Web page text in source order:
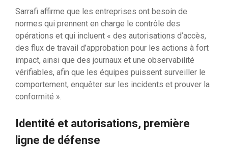
Sarrafi affirme que les entreprises ont besoin de
normes qui prennent en charge le contrôle des
opérations et qui incluent « des autorisations d’accès,
des flux de travail d’approbation pour les actions à fort
impact, ainsi que des journaux et une observabilité
vérifiables, afin que les équipes puissent surveiller le
comportement, enquêter sur les incidents et prouver la
conformité ».
Identité et autorisations, première
ligne de défense